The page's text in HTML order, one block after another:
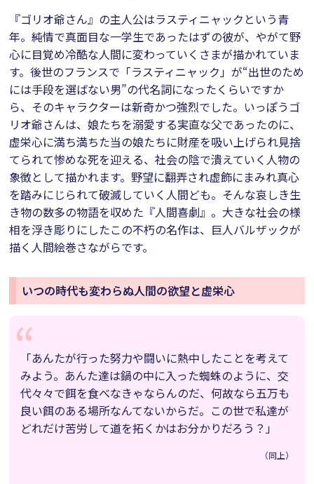
『ゴリオ爺さん』の主人公はラスティニャックという青
年。純情で真面目な一学生であったはずの彼が、やがて野
心に目覚め冷酷な人間に変わっていくさまが描かれていま
す。後世のフランスで「ラスティニャック」が“出世のため
には手段を選ばない男”の代名詞になったくらいですか
ら、そのキャラクターは新奇かつ強烈でした。いっぽうゴ
リオ爺さんは、娘たちを溺愛する実直な父であったのに、
虚栄心に満ち満ちた当の娘たちに財産を吸い上げられ見捨
てられて惨めな死を迎える、社会の陰で潰えていく人物の
象徴として描かれます。野望に翻弄され虚飾にまみれ真心
を踏みにじられて破滅していく人間ども。そんな哀しき生
き物の数多の物語を収めた『人間喜劇』。大きな社会の様
相を浮き彫りにしたこの不朽の名作は、巨人バルザックが
描く人間絵巻さながらです。
いつの時代も変わらぬ人間の欲望と虚栄心
「あんたが行った努力や闘いに熱中したことを考えて
みよう。あんた達は鍋の中に入った蜘蛛のように、交
代々々で餌を食べなきゃならんのだ、何故なら五万も
良い餌のある場所なんてないからだ。この世で私達が
どれだけ苦労して道を拓くかはお分かりだろう？」
（同上）